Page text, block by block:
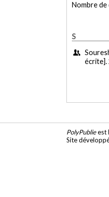
Nombre
S
écrite].
PolyPublieest
Site